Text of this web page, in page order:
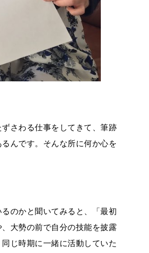
さわる仕事をしてきて、筆跡
んです。そんな所に何か心を
のかと聞いてみると、「最初
大勢の前で自分の技能を披露
じ時期に一緒に活動していた